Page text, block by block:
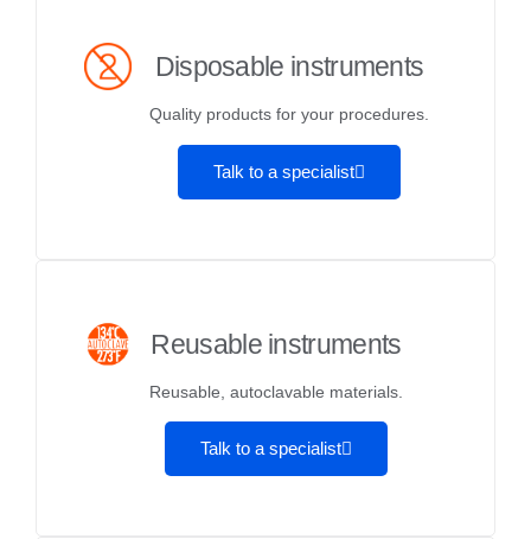
Disposable instruments
Quality products for your procedures.
Talk to a specialist
Reusable instruments
Reusable, autoclavable materials.
Talk to a specialist